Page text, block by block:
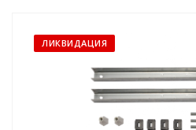
ЛИКВИДАЦИЯ